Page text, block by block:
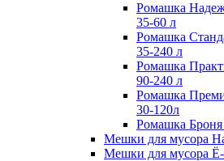
Ромашка
35-60 л
Ромашка
35-240 л
Ромашка
90-240 л
Ромашка
30-120л
Ромашка Броня
Мешки для мусора
Мешки для мусора